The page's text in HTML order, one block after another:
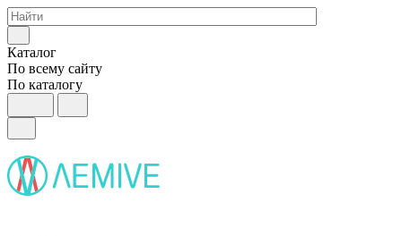
Каталог
По всему сайту
По каталогу